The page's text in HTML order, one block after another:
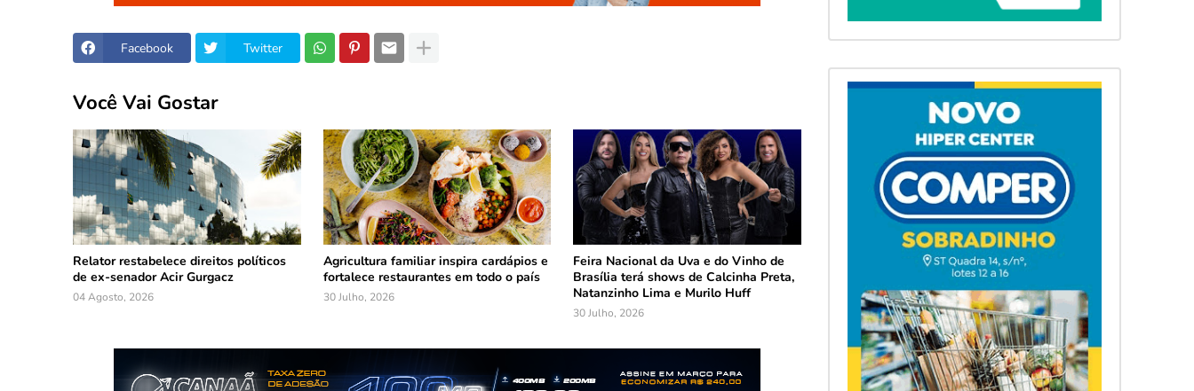
Facebook Twitter
Você Vai Gostar
Relator restabelece direitos políticos
de ex-senador Acir Gurgacz
04 Agosto, 2026
Agricultura familiar inspira cardápios e
fortalece restaurantes em todo o país
30 Julho, 2026
Feira Nacional da Uva e do Vinho de
Brasília terá shows de Calcinha Preta,
Natanzinho Lima e Murilo Huff
30 Julho, 2026